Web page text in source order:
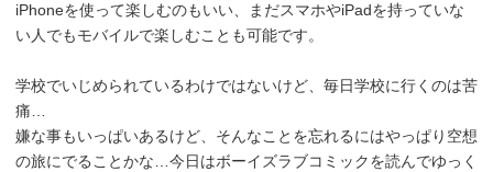
iPhoneを使って楽しむのもいい、まだスマホやiPadを持っていな
い人でもモバイルで楽しむことも可能です。
学校でいじめられているわけではないけど、毎日学校に行くのは苦
痛…
嫌な事もいっぱいあるけど、そんなことを忘れるにはやっぱり空想
の旅にでることかな…今日はボーイズラブコミックを読んでゆっく